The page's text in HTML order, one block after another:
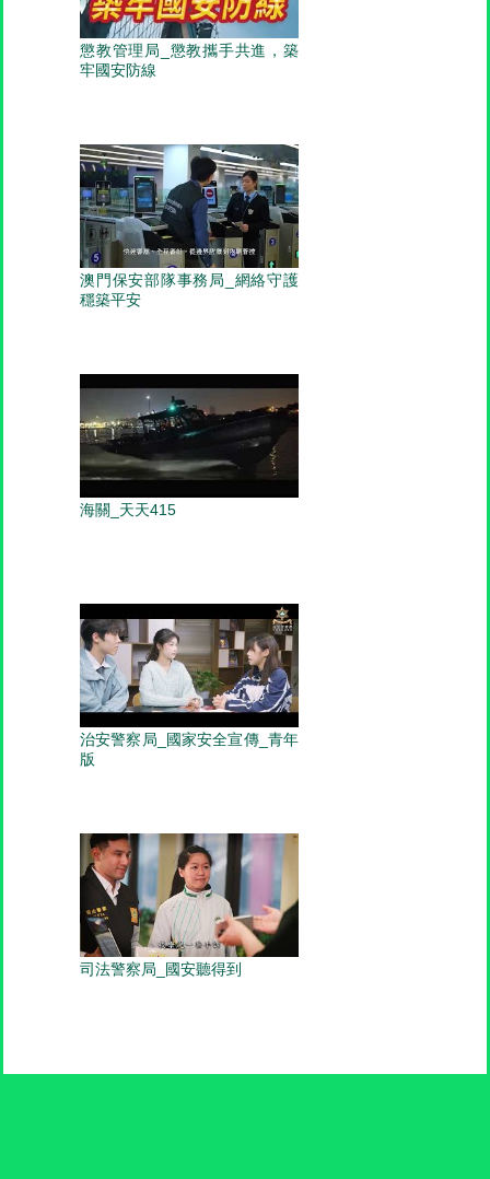
懲教管理局_懲教攜手共進，築
牢國安防線
澳門保安部隊事務局_網絡守護
穩築平安
海關_天天415
治安警察局_國家安全宣傳_青年
版
司法警察局_國安聽得到